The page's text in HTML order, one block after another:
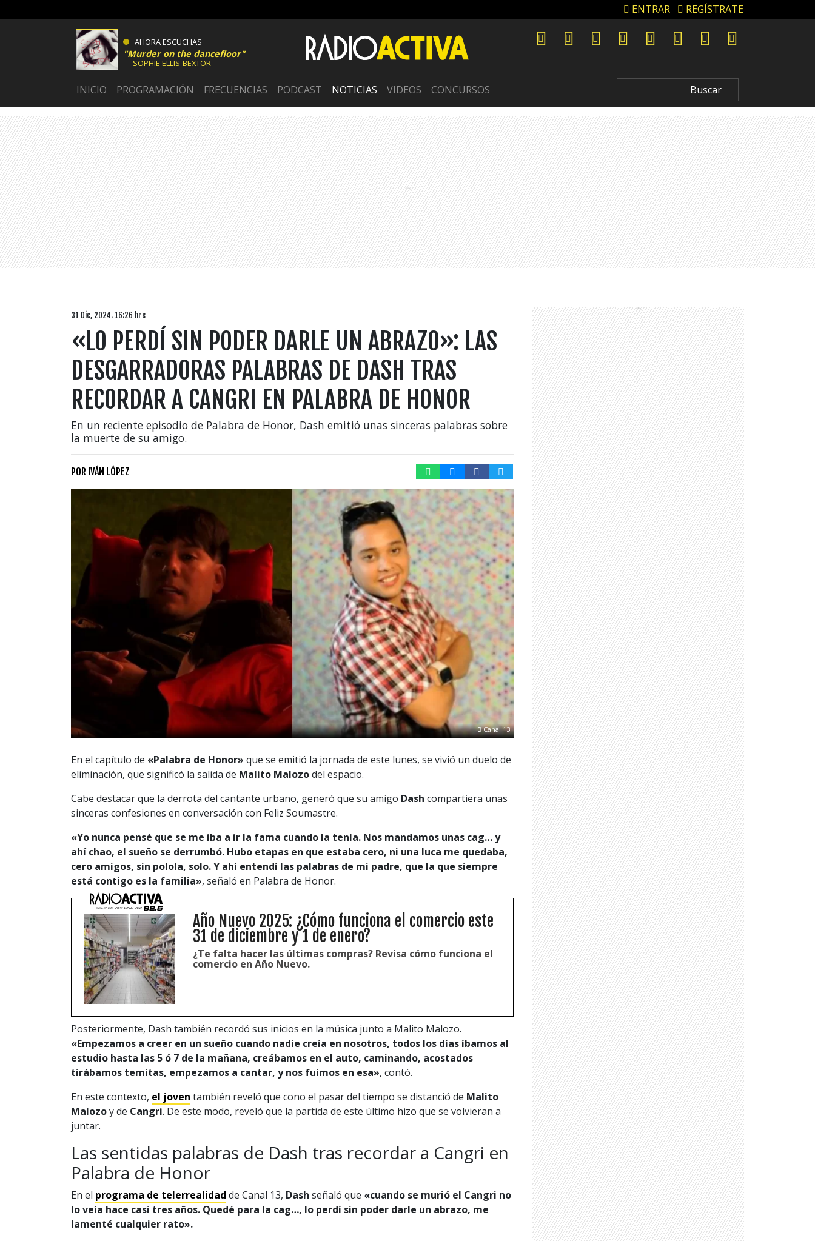
ENTRAR REGÍSTRATE
AHORA ESCUCHAS
Murder on the dancefloor
SOPHIE ELLIS-BEXTOR
INICIO PROGRAMACIÓN FRECUENCIAS PODCAST NOTICIAS VIDEOS CONCURSOS
31 Dic, 2024. 16:26 hrs
«LO PERDÍ SIN PODER DARLE UN ABRAZO»: LAS
DESGARRADORAS PALABRAS DE DASH TRAS
RECORDAR A CANGRI EN PALABRA DE HONOR
En un reciente episodio de Palabra de Honor, Dash emitió unas sinceras palabras sobre
la muerte de su amigo.
POR IVÁN LÓPEZ
Canal 13
En el capítulo de «Palabra de Honor» que se emitió la jornada de este lunes, se vivió un duelo de
eliminación, que significó la salida de Malito Malozodel espacio.
Cabe destacar que la derrota del cantante urbano, generó que su amigo Dash compartiera unas
sinceras confesiones en conversación con Feliz Soumastre.
«Yo nunca pensé que se me iba a ir la fama cuando la tenía. Nos mandamos unas cag… y
ahí chao, el sueño se derrumbó. Hubo etapas en que estaba cero, ni una luca me quedaba,
cero amigos, sin polola, solo. Y ahí entendí las palabras de mi padre, que la que siempre
está contigo es la familia», señaló en Palabra de Honor.
Año Nuevo 2025: ¿Cómo funciona el comercio este
31 de diciembre y 1 de enero?
¿Te falta hacer las últimas compras? Revisa cómo funciona el
comercio en Año Nuevo.
Posteriormente, Dash también recordó sus inicios en la música junto a Malito Malozo.
«Empezamos a creer en un sueño cuando nadie creía en nosotros, todos los días íbamos al
estudio hasta las 5 ó 7 de la mañana, creábamos en el auto, caminando, acostados
tirábamos temitas, empezamos a cantar, y nos fuimos en esa», contó.
En este contexto, el joven también reveló que cono el pasar del tiempo se distanció de Malito
Malozoy de Cangri. De este modo, reveló que la partida de este último hizo que se volvieran a
juntar.
Las sentidas palabras de Dash tras recordar a Cangri en
Palabra de Honor
En el programa de telerrealidad de Canal 13, Dash señaló que «cuando se murió el Cangri no
lo veía hace casi tres años. Quedé para la cag…, lo perdí sin poder darle un abrazo, me
lamenté cualquier rato».